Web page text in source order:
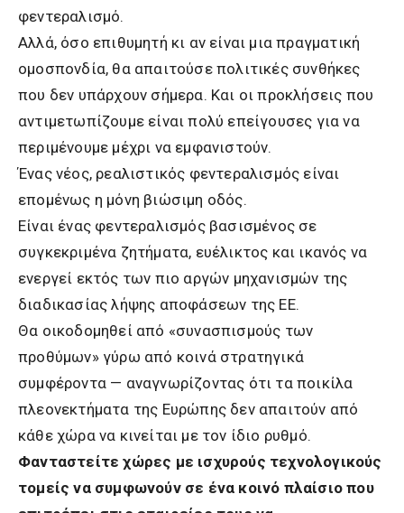
φεντεραλισμό.
Αλλά, όσο επιθυμητή κι αν είναι μια πραγματική
ομοσπονδία, θα απαιτούσε πολιτικές συνθήκες
που δεν υπάρχουν σήμερα. Και οι προκλήσεις που
αντιμετωπίζουμε είναι πολύ επείγουσες για να
περιμένουμε μέχρι να εμφανιστούν.
Ένας νέος, ρεαλιστικός φεντεραλισμός είναι
επομένως η μόνη βιώσιμη οδός.
Είναι ένας φεντεραλισμός βασισμένος σε
συγκεκριμένα ζητήματα, ευέλικτος και ικανός να
ενεργεί εκτός των πιο αργών μηχανισμών της
διαδικασίας λήψης αποφάσεων της ΕΕ.
Θα οικοδομηθεί από «συνασπισμούς των
προθύμων» γύρω από κοινά στρατηγικά
συμφέροντα — αναγνωρίζοντας ότι τα ποικίλα
πλεονεκτήματα της Ευρώπης δεν απαιτούν από
κάθε χώρα να κινείται με τον ίδιο ρυθμό.
Φανταστείτε χώρες με ισχυρούς τεχνολογικούς
τομείς να συμφωνούν σε ένα κοινό πλαίσιο που